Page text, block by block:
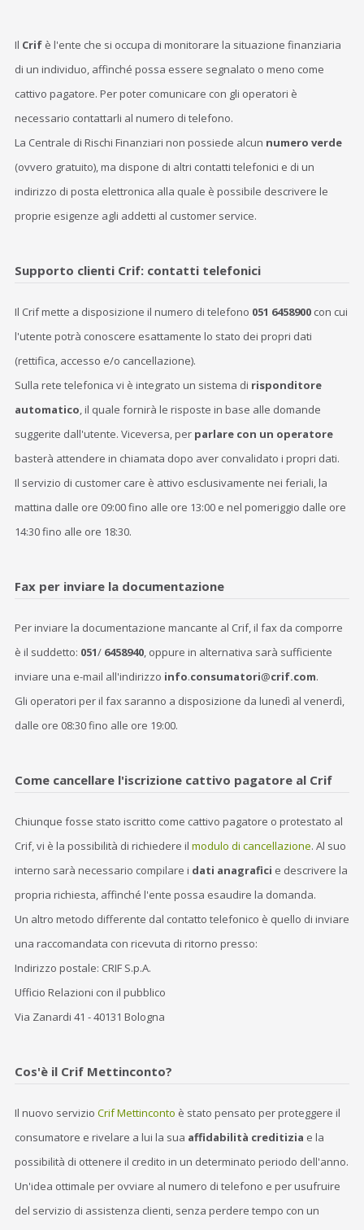
Il Crifè l'ente che si occupa di monitorare la situazione finanziaria
di un individuo, affinché possa essere segnalato o meno come
cattivo pagatore. Per poter comunicare con gli operatori è
necessario contattarli al numero di telefono.
La Centrale di Rischi Finanziari non possiede alcun numero verde
(ovvero gratuito), ma dispone di altri contatti telefonici e di un
indirizzo di posta elettronica alla quale è possibile descrivere le
proprie esigenze agli addetti al customer service.
Supporto clienti Crif: contatti telefonici
Il Crif mette a disposizione il numero di telefono 051 6458900con cui
l'utente potrà conoscere esattamente lo stato dei propri dati
(rettifica, accesso e/o cancellazione).
Sulla rete telefonica vi è integrato un sistema di risponditore
automatico, il quale fornirà le risposte in base alle domande
suggerite dall'utente. Viceversa, per parlare con un operatore
basterà attendere in chiamata dopo aver convalidato i propri dati.
Il servizio di customer care è attivo esclusivamente nei feriali, la
mattina dalle ore 09:00 fino alle ore 13:00 e nel pomeriggio dalle ore
14:30 fino alle ore 18:30.
Fax per inviare la documentazione
Per inviare la documentazione mancante al Crif, il fax da comporre
è il suddetto: 051/ 6458940, oppure in alternativa sarà sufficiente
inviare una e-mail all'indirizzo info.consumatori@crif.com.
Gli operatori per il fax saranno a disposizione da lunedì al venerdì,
dalle ore 08:30 fino alle ore 19:00.
Come cancellare l'iscrizione cattivo pagatore al Crif
Chiunque fosse stato iscritto come cattivo pagatore o protestato al
Crif, vi è la possibilità di richiedere il modulo di cancellazione. Al suo
interno sarà necessario compilare i dati anagrafici e descrivere la
propria richiesta, affinché l'ente possa esaudire la domanda.
Un altro metodo differente dal contatto telefonico è quello di inviare
una raccomandata con ricevuta di ritorno presso:
Indirizzo postale: CRIF S.p.A.
Ufficio Relazioni con il pubblico
Via Zanardi 41 - 40131 Bologna
Cos'è il Crif Mettinconto?
Il nuovo servizio Crif Mettinconto è stato pensato per proteggere il
consumatore e rivelare a lui la sua affidabilità creditizia e la
possibilità di ottenere il credito in un determinato periodo dell'anno.
Un'idea ottimale per ovviare al numero di telefono e per usufruire
del servizio di assistenza clienti, senza perdere tempo con un